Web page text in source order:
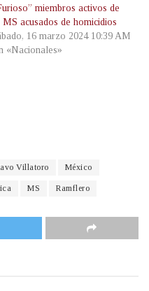
miembros activos de
MS acusados de homicidios
16 marzo 2024 10:39 AM
«Nacionales»
Villatoro México
MS Ramflero